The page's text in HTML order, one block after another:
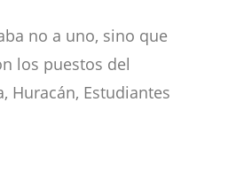
no a uno, sino que
los puestos del
Huracán, Estudiantes